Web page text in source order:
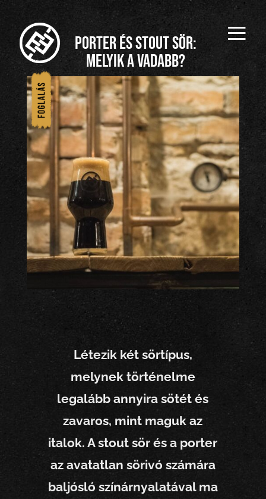
≡
1/
Főol
dal
2/
Rés
zein
3/
Kik
vag
mi?
Porter és stout sör:
melyik a vadabb?
Létezik két sörtípus,
melynek történelme
legalább annyira sötét és
zavaros, mint maguk az
italok. A stout sör és a porter
az avatatlan sörivó számára
baljósló színárnyalatával ma